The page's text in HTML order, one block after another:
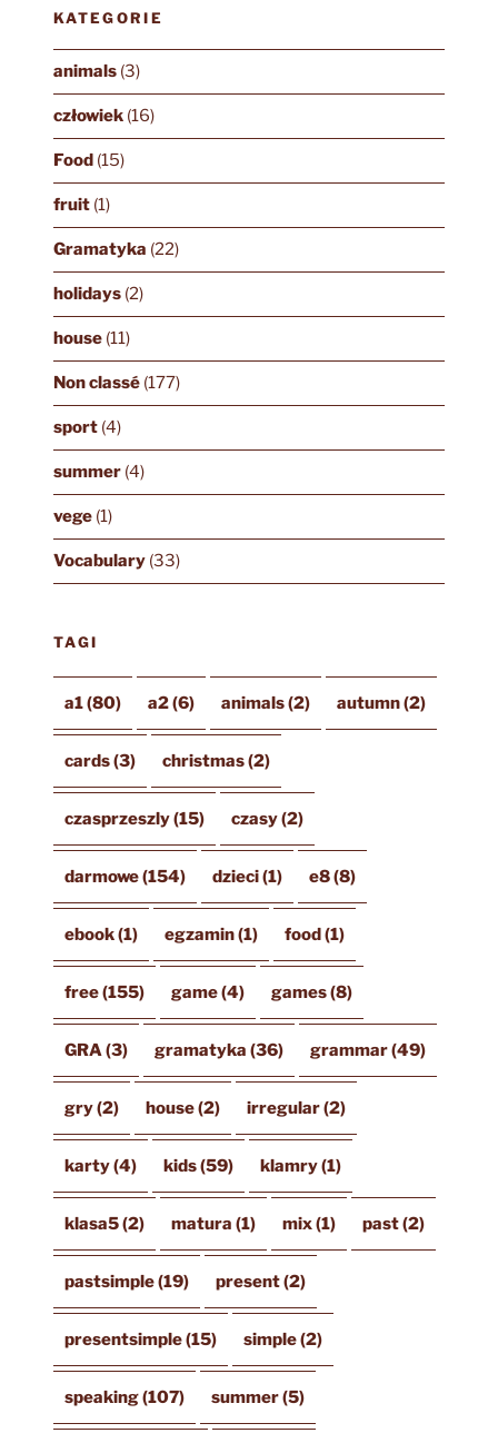
KATEGORIE
animals(3)
człowiek(16)
Food (15)
fruit(1)
Gramatyka (22)
holidays(2)
house(11)
Non classé(177)
sport(4)
summer(4)
vege(1)
Vocabulary(33)
TAGI
a1(80) a2(6) animals(2) autumn(2)
cards(3) christmas(2)
czasprzeszly(15) czasy(2)
darmowe(154) dzieci(1) e8(8)
ebook(1) egzamin(1) food(1)
free(155) game(4) games(8)
GRA(3) gramatyka (36) grammar(49)
gry(2) house(2) irregular(2)
karty(4) kids(59) klamry(1)
klasa5(2) matura (1) mix(1) past(2)
pastsimple(19) present(2)
presentsimple(15) simple(2)
speaking(107) summer(5)